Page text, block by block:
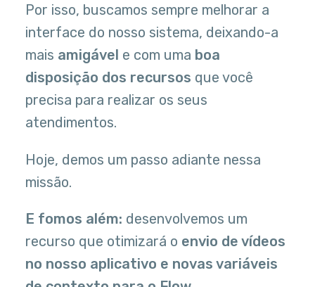
Por isso, buscamos sempre melhorar a
interface do nosso sistema, deixando-a
mais amigável e com uma boa
disposição dos recursos que você
precisa para realizar os seus
atendimentos.
Hoje, demos um passo adiante nessa
missão.
E fomos além: desenvolvemos um
recurso que otimizará o envio de vídeos
no nosso aplicativo e novas variáveis